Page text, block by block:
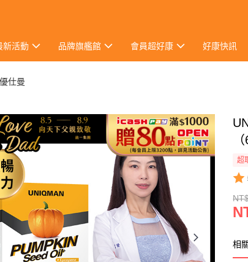
新活動 品牌旗艦館 會員超好康 好康快訊
仕曼
超
相